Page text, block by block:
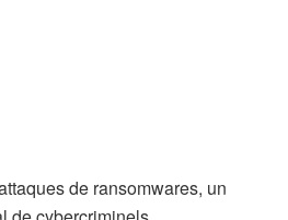
de ransomwares, un